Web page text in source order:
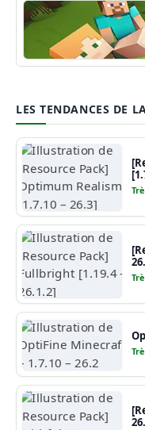
Guide Minecraft
LES TENDANCES DE